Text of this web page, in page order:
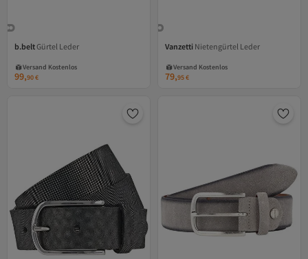
b.beltGürtel Leder
Versand Kostenlos
Versand Kostenlos
99,90€
Vanzetti Nietengürtel Leder
Versand Kostenlos
Versand Kostenlos
79,95€